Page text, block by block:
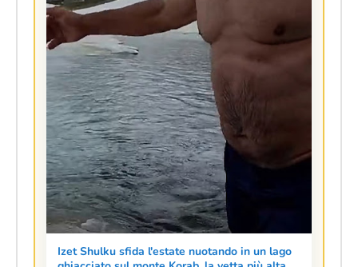
Izet Shulku sfida l'estate nuotando in un lago